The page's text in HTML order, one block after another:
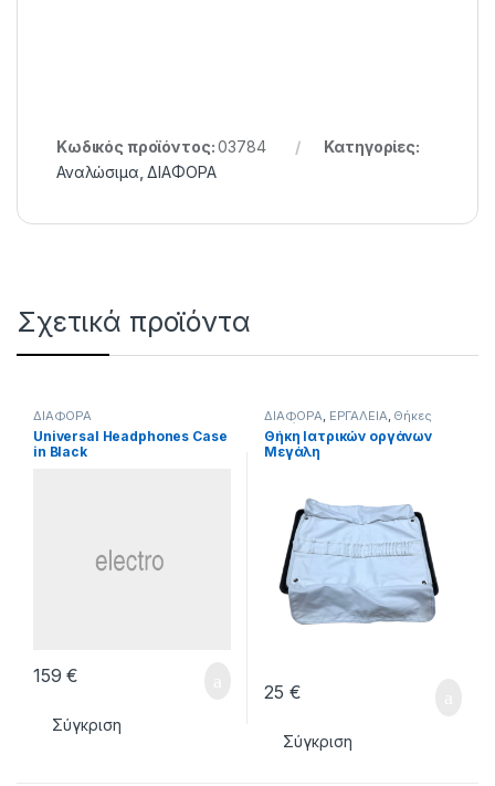
Κωδικός προϊόντος:03784
Κατηγορίες:
Αναλώσιμα ,ΔΙΑΦΟΡΑ
Σχετικά προϊόντα
ΔΙΑΦΟΡΑ
Universal Headphones Case
in Black
159€
Σύγκριση
ΔΙΑΦΟΡΑ, ΕΡΓΑΛΕΙΑ, Θήκες
Οργάνων
Θήκη Ιατρικών οργάνων
Μεγάλη
25 €
Σύγκριση